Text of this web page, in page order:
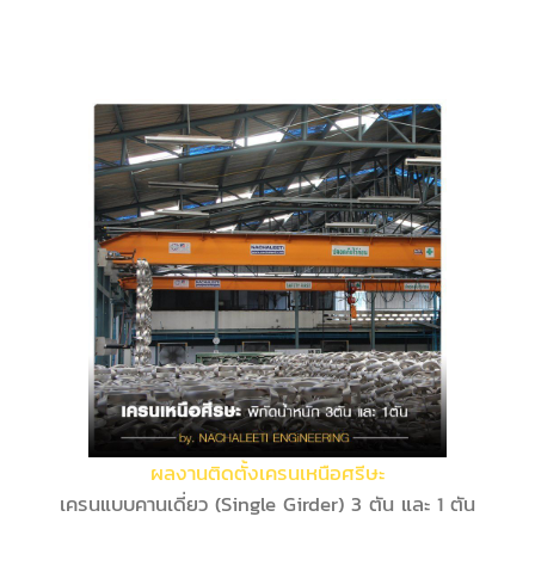
ผลงานติดตั้งเครนเหนือศรีษะ
เครนแบบคานเดี่ยว (Single Girder) 3 ตัน และ 1 ตัน